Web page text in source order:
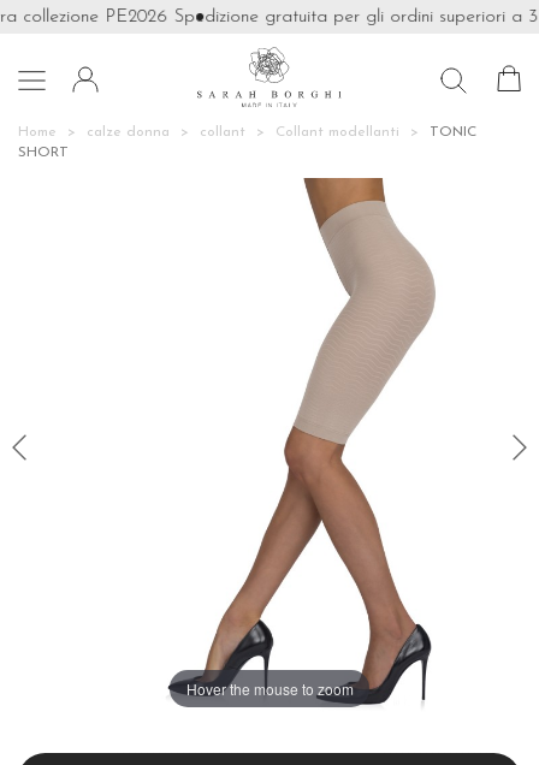
PE2026 Spedizione gratuita per gli ordini superiori a

Home calze donna collant Collant modellanti
TONIC
SHORT
Hover the mouse to zoom